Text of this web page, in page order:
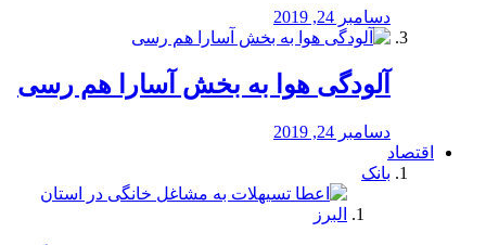
دسامبر 24, 2019
آلودگی هوا به بخش آسارا هم رسی
دسامبر 24, 2019
اقتصاد
بانک